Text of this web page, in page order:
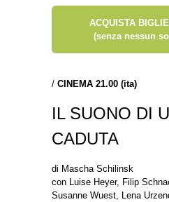
ACQUISTA
(senza nessun
/ CINEMA 21.00 (ita)
IL SUONO DI
CADUTA
di Mascha Schilinsk
con Luise Heyer, Filip
Susanne Wuest, Lena